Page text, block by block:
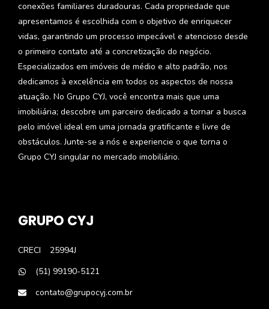
conexões familiares duradouras. Cada propriedade que
apresentamos é escolhida com o objetivo de enriquecer
vidas, garantindo um processo impecável e atencioso desde
o primeiro contato até a concretização do negócio.
Especializados em imóveis de médio e alto padrão, nos
dedicamos à excelência em todos os aspectos de nossa
atuação. No Grupo CYJ, você encontra mais que uma
imobiliária; descobre um parceiro dedicado a tornar a busca
pelo imóvel ideal em uma jornada gratificante e livre de
obstáculos. Junte-se a nós e experiencie o que torna o
Grupo CYJ singular no mercado imobiliário.
GRUPO CYJ
CRECI
25994J
(51) 99190-5121
contato@grupocyj.com.br